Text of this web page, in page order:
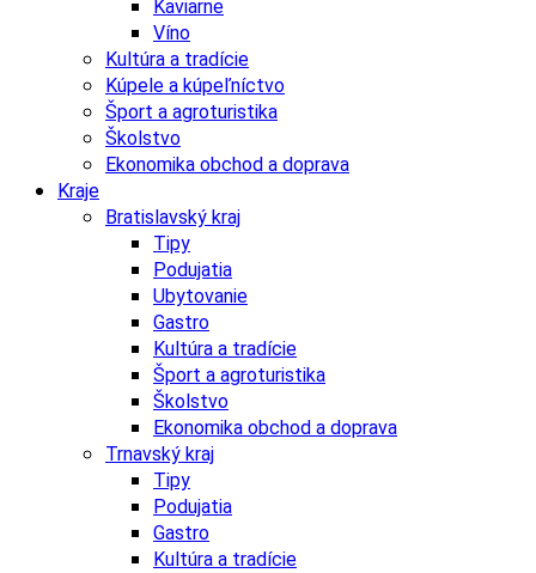
Kaviarne
Víno
Kultúra a tradície
Kúpele a kúpeľníctvo
Šport a agroturistika
Školstvo
Ekonomika obchod a doprava
Kraje
Bratislavský kraj
Tipy
Podujatia
Ubytovanie
Gastro
Kultúra a tradície
Šport a agroturistika
Školstvo
Ekonomika obchod a doprava
Trnavský kraj
Tipy
Podujatia
Gastro
Kultúra a tradície